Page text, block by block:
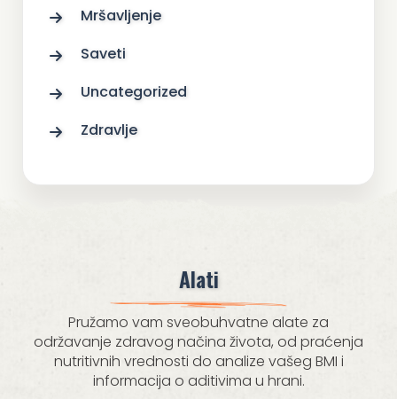
Mršavljenje
Saveti
Uncategorized
Zdravlje
Alati
Pružamo vam sveobuhvatne alate za
održavanje zdravog načina života, od praćenja
nutritivnih vrednosti do analize vašeg BMI i
informacija o aditivima u hrani.